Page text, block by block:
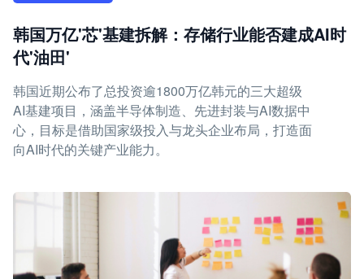
韩国万亿'芯'基建拆解：存储行业能否建成AI时
代'油田'
韩国近期公布了总投资逾1800万亿韩元的三大超级
AI基建项目，涵盖半导体制造、先进封装与AI数据中
心，目标是借助国家级投入与龙头企业布局，打造面
向AI时代的关键产业能力。